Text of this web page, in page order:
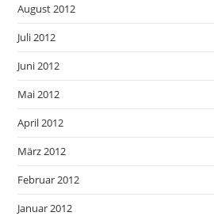
August 2012
Juli 2012
Juni 2012
Mai 2012
April 2012
März 2012
Februar 2012
Januar 2012